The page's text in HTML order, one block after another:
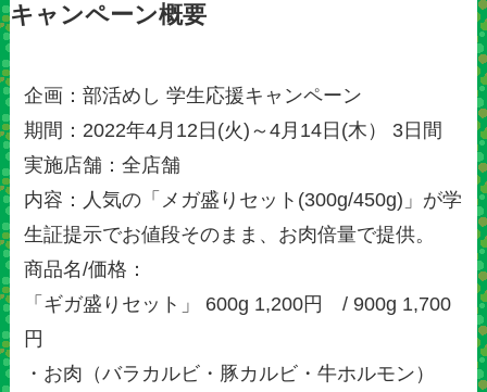
キャンペーン概要
企画：部活めし 学生応援キャンペーン
期間：2022年4月12日(火)～4月14日(木） 3日間
実施店舗：全店舗
内容：人気の「メガ盛りセット(300g/450g)」が学
生証提示でお値段そのまま、お肉倍量で提供。
商品名/価格：
「ギガ盛りセット」 600g 1,200円 / 900g 1,700
円
・お肉（バラカルビ・豚カルビ・牛ホルモン）